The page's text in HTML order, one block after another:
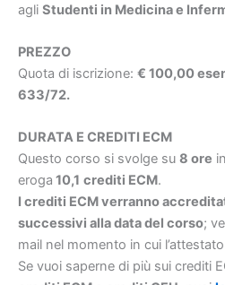
agli Studenti in Medicina e
PREZZO
Quota di iscrizione: € 100,00
633/72.
DURATA E CREDITI ECM
Questo corso si svolge su 8 ore
eroga 10,1 crediti ECM.
I crediti ECM verranno
successivi alla data del corso;
mail nel momento in cui
Se vuoi saperne di più sui crediti